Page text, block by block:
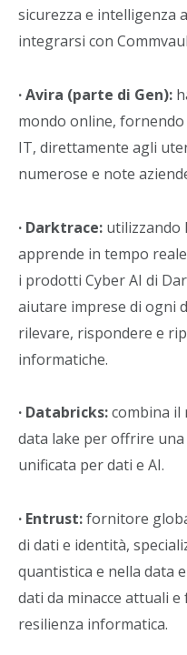
sicurezza e intelligenza
integrarsi con
· Avira (parte di Gen):
mondo online,
IT, direttamente agli
numerose e note
· Darktrace: utilizzando
apprende in tempo
i prodotti Cyber AI di
aiutare imprese di ogni
rilevare, rispondere e
informatiche.
· Databricks:combina il
data lake per offrire
unificata per dati e AI.
· Entrust:fornitore
di dati e identità,
quantistica e nella data
dati da minacce attuali
resilienza informatica.